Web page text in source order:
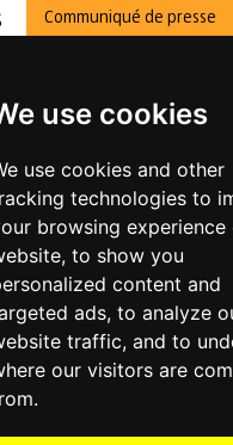
use cookies
use cookies and other
technologies to
browsing experience
to show you
content and
ads, to analyze
traffic, and to
our visitors are
Communiqué de presse